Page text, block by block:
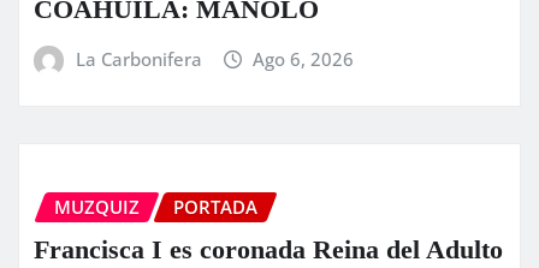
COAHUILA: MANOLO
La Carbonifera Ago 6, 2026
MUZQUIZ PORTADA
Francisca I es coronada Reina del Adulto